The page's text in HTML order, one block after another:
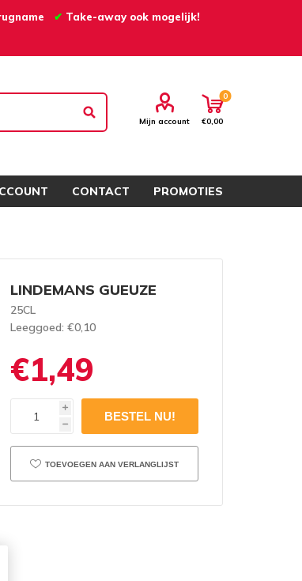
✔ Take-away ook mogelijk!
Mijn account
0
€0,00
CONTACT PROMOTIES
LINDEMANS GUEUZE
25CL
Leeggoed: €0,10
€1,49
i
h
TOEVOEGEN AAN VERLANGLIJST